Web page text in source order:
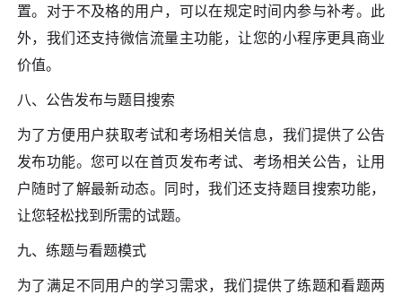
置。对于不及格的用户，可以在规定时间内参与补考。此
外，我们还支持微信流量主功能，让您的小程序更具商业
价值。
八、公告发布与题目搜索
为了方便用户获取考试和考场相关信息，我们提供了公告
发布功能。您可以在首页发布考试、考场相关公告，让用
户随时了解最新动态。同时，我们还支持题目搜索功能，
让您轻松找到所需的试题。
九、练题与看题模式
为了满足不同用户的学习需求，我们提供了练题和看题两